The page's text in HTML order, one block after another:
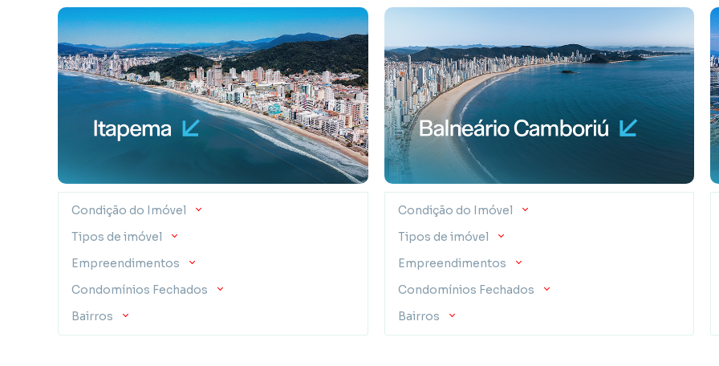
Condição do Imóvel
Tipos de imóvel
Empreendimentos
Condomínios Fechados
Bairros
Condição do Imóvel
Tipos de imóvel
Empreendimentos
Condomínios Fechados
Bairros